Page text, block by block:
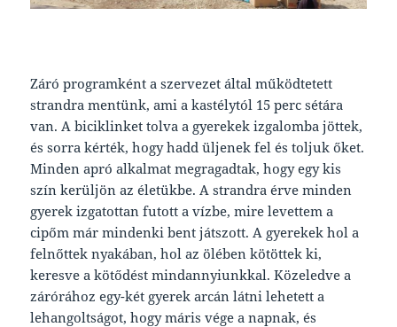
Záró programként a szervezet által működtetett
strandra mentünk, ami a kastélytól 15 perc sétára
van. A biciklinket tolva a gyerekek izgalomba jöttek,
és sorra kérték, hogy hadd üljenek fel és toljuk őket.
Minden apró alkalmat megragadtak, hogy egy kis
szín kerüljön az életükbe. A strandra érve minden
gyerek izgatottan futott a vízbe, mire levettem a
cipőm már mindenki bent játszott. A gyerekek hol a
felnőttek nyakában, hol az ölében kötöttek ki,
keresve a kötődést mindannyiunkkal. Közeledve a
zárórához egy-két gyerek arcán látni lehetett a
lehangoltságot, hogy máris vége a napnak, és